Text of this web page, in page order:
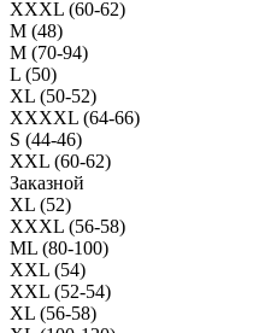
XXXL (60-62)
M (48)
M (70-94)
L (50)
XL (50-52)
XXXXL (64-66)
S (44-46)
XXL (60-62)
Заказной
XL (52)
XXXL (56-58)
ML (80-100)
XXL (54)
XXL (52-54)
XL (56-58)